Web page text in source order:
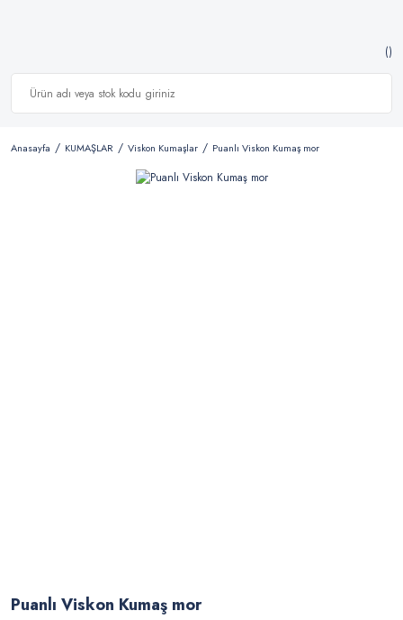
Anasayfa KUMAŞLAR Viskon Kumaşlar Puanlı Viskon Kumaş mor
Puanlı Viskon Kumaş mor